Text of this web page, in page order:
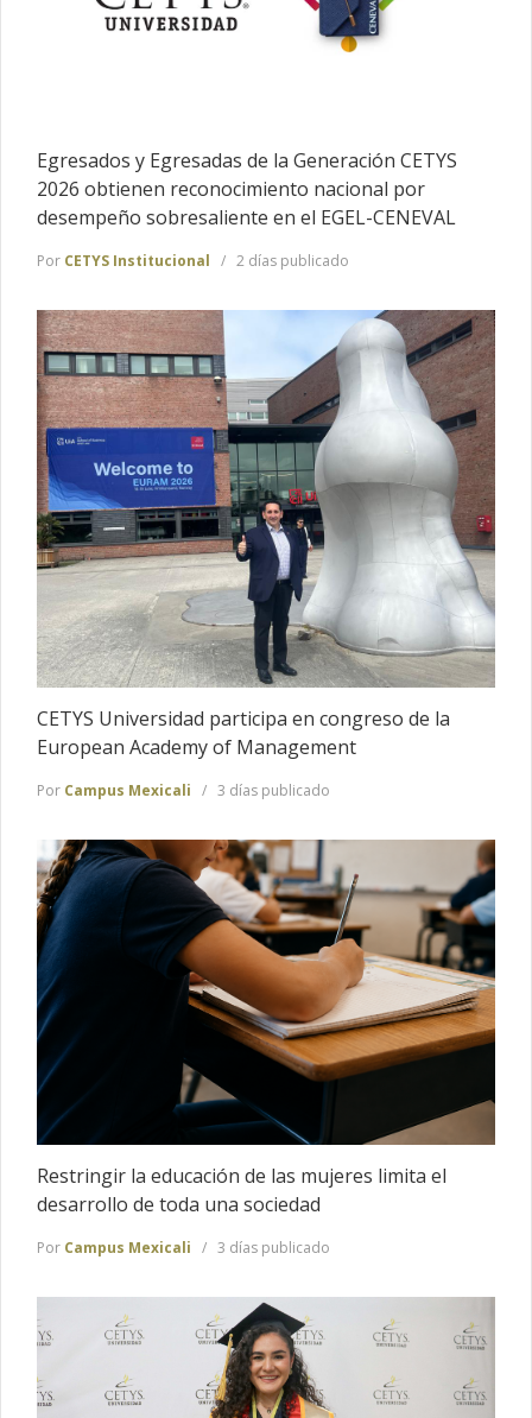
Egresados y Egresadas de la Generación CETYS
2026 obtienen reconocimiento nacional por
desempeño sobresaliente en el EGEL-CENEVAL
Por CETYS Institucional 2 días publicado
CETYS Universidad participa en congreso de la
European Academy of Management
Por Campus Mexicali 3 días publicado
Restringir la educación de las mujeres limita el
desarrollo de toda una sociedad
Por Campus Mexicali 3 días publicado